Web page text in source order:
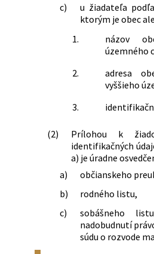
c)
u žiadateľa
ktorým je obec
1.
názov
územného
2.
adresa
vyššieho
3.
(2)
Prílohou k
identifikačných
a) je úradne
a)
občianskeho
b)
rodného listu,
c)
sobášneho
nadobudnutí
súdu o rozvode